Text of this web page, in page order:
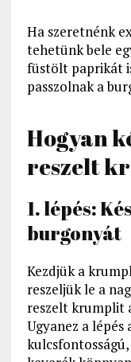
Ha szeretnénk
tehetünk bele
füstölt paprikát
passzolnak a
Hogyan
reszelt
1. lépés:
burgonyát
Kezdjük a
reszeljük le a
reszelt krumplit
Ugyanez a lépés